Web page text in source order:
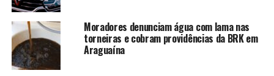
Moradores denunciam água com lama nas
torneiras e cobram providências da BRK em
Araguaína